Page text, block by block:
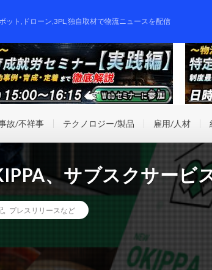
ット,ドローン,3PL,独自取材で物流ニュースを配信
故/不祥事 テクノロジー/製品 雇用/人材
、サブスクサービ
プレスリリースなど